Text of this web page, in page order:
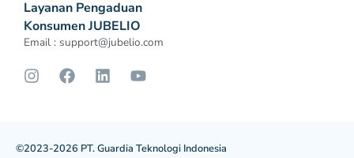
Layanan Pengaduan
Konsumen JUBELIO
Email : support@jubelio.com
©2023-2026 PT. Guardia Teknologi Indonesia